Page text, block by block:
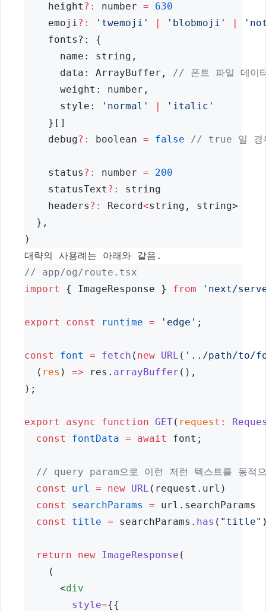
    height
?: number =
630
    emoji
?: 'twemoji' | 'blobmoji' |
    fonts?: {
      name: string,
      data: ArrayBuffer,
// 폰트 파일 데
      weight: number,
      style:
'normal' |
'italic'
    }[]
    debug
?: boolean = false // true 일 경
    status
?: number =
200
    statusText
?:
string
    headers
?: Record<string, string>
  },
)
대략의 사용례는 아래와 같음.
// app/og/route.tsx
import
{ ImageResponse } from 'next/
export const runtime = 'edge' ;
const font = fetch ( new URL ( '../path/to/
  (
res ) => res. arrayBuffer (),
);
export async function GET( request :
const
fontData = await font;
// query param으로 이런 저런 텍스트를 동적
const
url = new URL (request.url)
const
searchParams = url.searchParams
const
title = searchParams. has ( "title"
return new ImageResponse (
    (
      <
div
style={{